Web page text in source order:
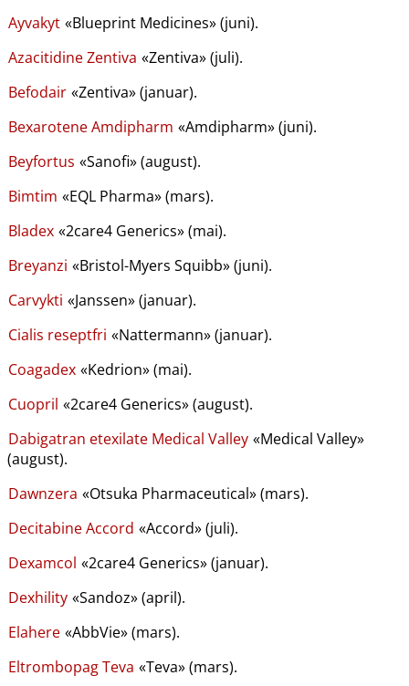
Ayvakyt «Blueprint Medicines» (juni).
Azacitidine Zentiva «Zentiva» (juli).
Befodair «Zentiva» (januar).
Bexarotene Amdipharm «Amdipharm» (juni).
Beyfortus «Sanofi» (august).
Bimtim «EQL Pharma» (mars).
Bladex «2care4 Generics» (mai).
Breyanzi «Bristol-Myers Squibb» (juni).
Carvykti «Janssen» (januar).
Cialis reseptfri «Nattermann» (januar).
Coagadex «Kedrion» (mai).
Cuopril «2care4 Generics» (august).
Dabigatran etexilate Medical Valley «Medical Valley»
(august).
Dawnzera «Otsuka Pharmaceutical» (mars).
Decitabine Accord «Accord» (juli).
Dexamcol «2care4 Generics» (januar).
Dexhility «Sandoz» (april).
Elahere «AbbVie» (mars).
Eltrombopag Teva «Teva» (mars).